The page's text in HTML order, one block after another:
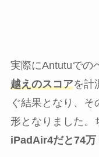
実際にAntutuでの
越えのスコアを計
ぐ結果となり、
形となりました。
iPadAir4だと74万